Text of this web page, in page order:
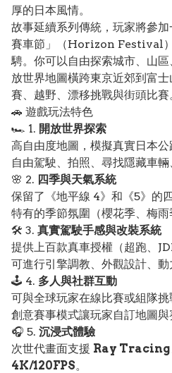
厚的日本風情。
故事延續系列傳統，玩家將參
賽車節」（Horizon Festival
騁。你可以自由探索城市、山
放世界地圖橫跨東京近郊到富
賽、越野、漂移挑戰與街頭比賽
🚗 遊戲玩法特色
🏎️ 1. 開放世界探索
高自由度地圖，模擬真實日本公
自由駕駛、拍照、尋找隱藏車輛
🌸 2. 四季與天氣系統
保留了《地平線 4》和《5》的
特有的季節氛圍（櫻花季、梅雨
🛠️ 3. 真實駕駛手感與改裝系統
提供上百款真車授權（超跑、
可進行引擎調教、外觀設計、動
🕹️ 4. 多人與社群互動
可與全球玩家在線比賽或組隊挑
創意賽事模式讓玩家自訂地圖與
🎧 5. 沉浸式體驗
次世代畫面支援 Ray Tracing
4K/120FPS。